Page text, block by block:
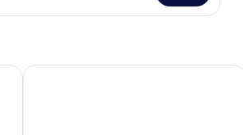
트윈팜스 수린 비치 푸켓